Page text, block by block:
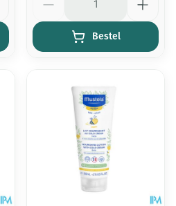
Bestel